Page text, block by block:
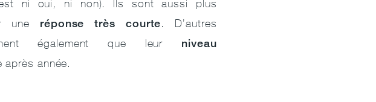
ni oui, ni non). Ils sont aussi plus
une réponse très courte. D’autres
également que leur niveau
après année.